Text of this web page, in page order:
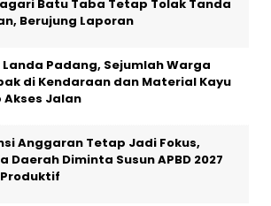
Batu Taba Tetap Tolak Tanda
Berujung Laporan
Landa Padang, Sejumlah Warga
di Kendaraan dan Material Kayu
Akses Jalan
Anggaran Tetap Jadi Fokus,
Daerah Diminta Susun APBD 2027